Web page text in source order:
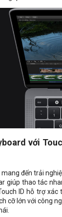
với
mang đến trải
giúp thao tác
ID hỗ trợ xác
cỡ lớn với công